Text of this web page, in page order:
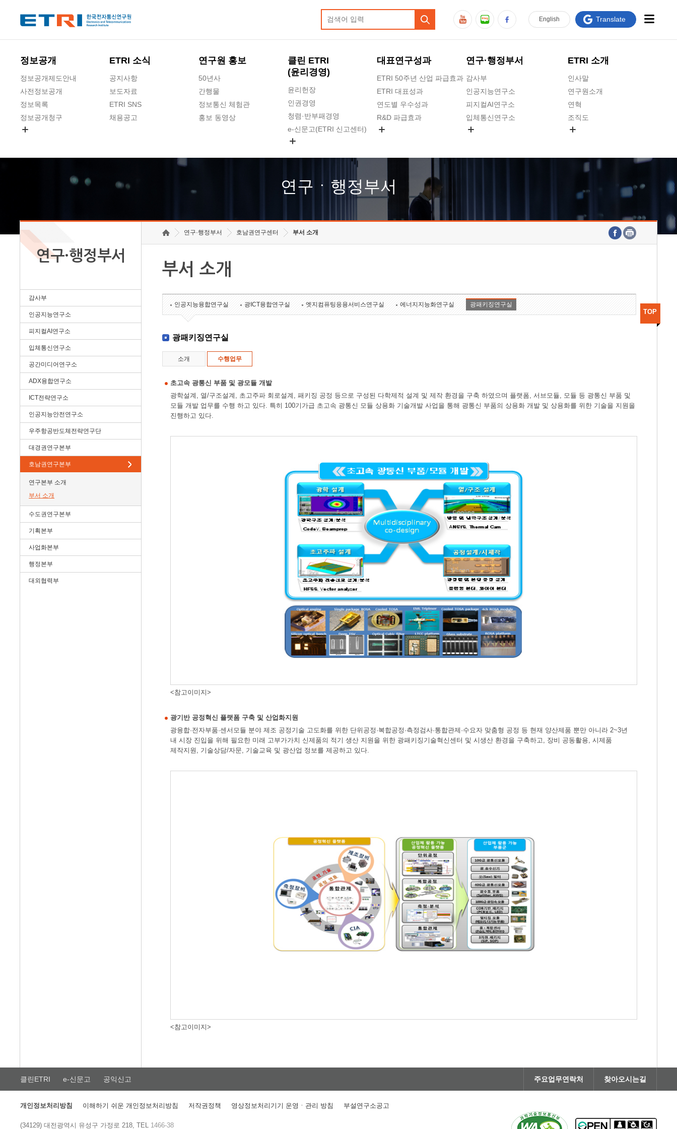
정보공개
정보공개제도안내
사전정보공개
정보목록
정보공개청구
ETRI 소식
공지사항
보도자료
ETRI SNS
채용공고
연구원 홍보
50년사
간행물
정보통신 체험관
홍보 동영상
클린 ETRI
(윤리경영)
윤리헌장
인권경영
청렴·반부패경영
e-신문고(ETRI 신고센터)
고객의소리
수의계약 현황
대표연구성과
ETRI 50주년 산업 파급효과
ETRI 대표성과
연도별 우수성과
R&D 파급효과
연구·행정부서
감사부
인공지능연구소
피지컬AI연구소
입체통신연구소
호남권연구본부
기획본부
ETRI 소개
인사말
연구원소개
연혁
조직도
연구원 고객헌장
주요업무연락처
English Translate
연구ㆍ행정부서
연구·행정부서
감사부
인공지능연구소
피지컬AI연구소
입체통신연구소
공간미디어연구소
ADX융합연구소
ICT전략연구소
인공지능안전연구소
우주항공반도체전략연구단
대경권연구본부
호남권연구본부
연구본부 소개
부서 소개
수도권연구본부
기획본부
사업화본부
행정본부
대외협력부
연구·행정부서 호남권연구센터 부서 소개
부서 소개
인공지능융합연구실 광ICT융합연구실 엣지컴퓨팅응용서비스연구실 에너지지능화연구실 광패키징연구실
광패키징연구실
소개 수행업무
초고속 광통신 부품 및 광모듈 개발
광학설계, 열/구조설계, 초고주파 회로설계, 패키징 공정 등으로 구성된 다학제적 설계 및 제작 환경을 구축 하였으며 플랫폼, 서브모듈, 모듈 등 광통신 부품 및
모듈 개발 업무를 수행 하고 있다. 특히 100기가급 초고속 광통신 모듈 상용화 기술개발 사업을 통해 광통신 부품의 상용화 개발 및 상용화를 위한 기술을 지원을
진행하고 있다.
<참고이미지>
광기반 공정혁신 플랫폼 구축 및 산업화지원
광융합·전자부품·센서모듈 분야 제조 공정기술 고도화를 위한 단위공정·복합공정·측정검사·통합관제·수요자 맞춤형 공정 등 현재 양산제품 뿐만 아니라 2~3년
내 시장 진입을 위해 필요한 미래 고부가가치 신제품의 적기 생산 지원을 위한 광패키징기술혁신센터 및 시생산 환경을 구축하고, 장비 공동활용, 시제품
제작지원, 기술상담/자문, 기술교육 및 광산업 정보를 제공하고 있다.
<참고이미지>
TOP
클린ETRI e-신문고 공익신고 주요업무연락처 찾아오시는길
개인정보처리방침 이해하기 쉬운 개인정보처리방침 저작권정책 영상정보처리기기 운영ㆍ관리 방침 부설연구소공고
(34129) 대전광역시 유성구 가정로 218, TEL 1466-38